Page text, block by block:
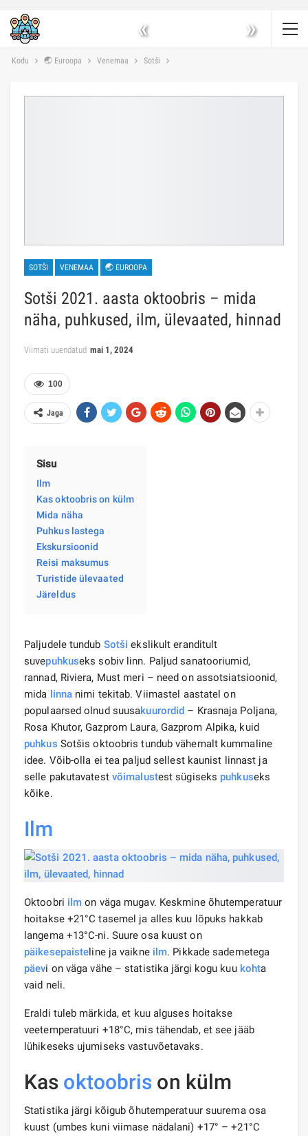
« »
Kodu 🌏 Euroopa Venemaa Sotši
SOTŠI VENEMAA 🌏 EUROOPA
Sotši 2021. aasta oktoobris – mida
näha, puhkused, ilm, ülevaated, hinnad
Viimati uuendatud mai 1, 2024
100
Jaga
Sisu
Ilm
Kas oktoobris on külm
Mida näha
Puhkus lastega
Ekskursioonid
Reisi maksumus
Turistide ülevaated
Järeldus
Paljudele tundub Sotši ekslikult eranditult
suvepuhkuseks sobiv linn. Paljud sanatooriumid,
rannad, Riviera, Must meri – need on assotsiatsioonid,
mida linna nimi tekitab. Viimastel aastatel on
populaarsed olnud suusakuurordid – Krasnaja Poljana,
Rosa Khutor, Gazprom Laura, Gazprom Alpika, kuid
puhkus Sotšis oktoobris tundub vähemalt kummaline
idee. Võib-olla ei tea paljud sellest kaunist linnast ja
selle pakutavatest võimalustest sügiseks puhkuseks
kõike.
Ilm
Oktoobri ilm on väga mugav. Keskmine õhutemperatuur
hoitakse +21°C tasemel ja alles kuu lõpuks hakkab
langema +13°C-ni. Suure osa kuust on
päikesepaisteline ja vaikne ilm. Pikkade sademetega
päevi on väga vähe – statistika järgi kogu kuu kohta
vaid neli.
Eraldi tuleb märkida, et kuu alguses hoitakse
veetemperatuuri +18°C, mis tähendab, et see jääb
lühikeseks ujumiseks vastuvõetavaks.
Kas oktoobris on külm
Statistika järgi kõigub õhutemperatuur suurema osa
kuust (umbes kuni viimase nädalani) +17° – +21°C